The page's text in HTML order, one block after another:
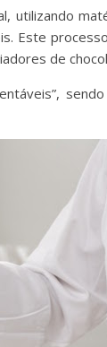
utilizando
Este
de